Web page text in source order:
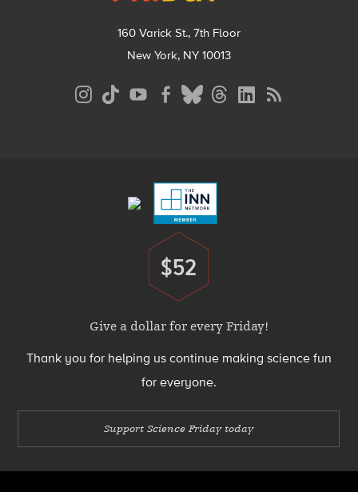
160 Varick St., 7th Floor
New York, NY 10013
Donate
$52
Give a dollar for every Friday!
Thank you for helping us continue making science fun
for everyone.
Support Science Friday today